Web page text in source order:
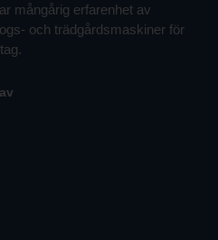
mångårig erfarenhet av
och trädgårdsmaskiner för